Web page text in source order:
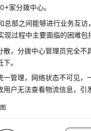
家分拨中心。
总部之间能够进行业务互访
现过程中主要面临的困难包
散，分拨中心管理员完全不
。
一管理，网络状态不可见，
用户无法查看物流信息，引